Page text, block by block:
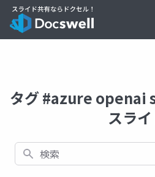
タグ #azure openai
スラ
検索